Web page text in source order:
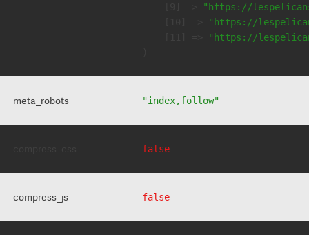
"https://
"https://
"https://
meta_robots "index,follow"
false
compress_js false